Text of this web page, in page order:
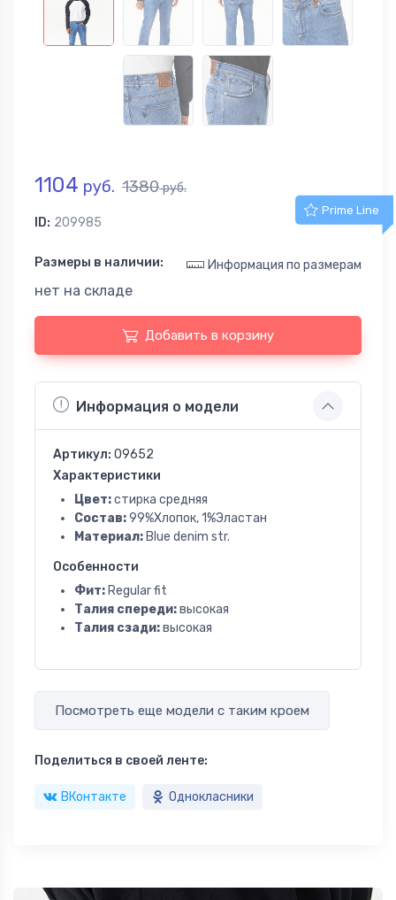
1104 руб. 1380руб.
Prime Line
ID: 209985
Размеры в наличии: Информация по размерам
нет на складе
Добавить в корзину
Информация о модели
Артикул: 09652
Характеристики
Цвет:стирка средняя
Состав:99%Хлопок, 1%Эластан
Материал: Blue denim str.
Особенности
Фит: Regular fit
Талия спереди:высокая
Талия сзади:высокая
Посмотреть еще модели с таким кроем
Поделиться в своей ленте:
ВКонтакте Однокласники